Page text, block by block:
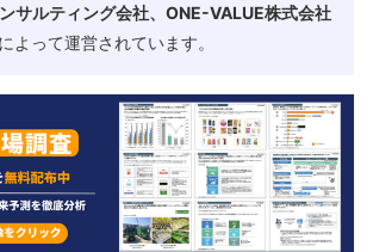
サルティング会社、ONE-VALUE株式会社
によって運営されています。